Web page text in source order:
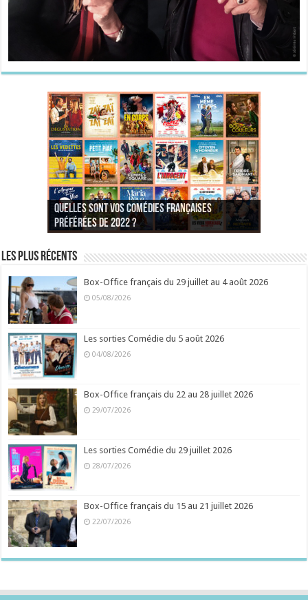
Quelles sont vos comédies françaises
préférées de 2022 ?
Quel est votre personnage préféré du Père
Noël est une ordure ?
Quelles sont vos comédies françaises
préférées de 2021 ?
Quel est votre « Gendarme » préféré ?
Quels sont vos 3 comédies de Jean-Marie Poiré
préférées ?
Quel est votre « Tati » préféré ?
Quel est votre « bronzé » préféré ?
Les plus récents
Box-Office français du 29 juillet au 4 août 2026
05/08/2026
Les sorties Comédie du 5 août 2026
04/08/2026
Box-Office français du 22 au 28 juillet 2026
29/07/2026
Les sorties Comédie du 29 juillet 2026
28/07/2026
Box-Office français du 15 au 21 juillet 2026
22/07/2026